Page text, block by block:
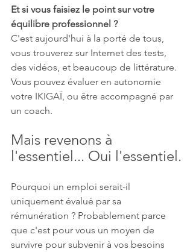
Et si vous faisiez le point sur votre
équilibre professionnel ?
C'est aujourd'hui à la porté de tous,
vous trouverez sur Internet des tests,
des vidéos, et beaucoup de littérature.
Vous pouvez évaluer en autonomie
votre IKIGAÏ, ou être accompagné par
un coach.
Mais revenons à
l'essentiel... Oui l'essentiel.
Pourquoi un emploi serait-il
uniquement évalué par sa
rémunération ? Probablement parce
que c'est pour vous un moyen de
survivre pour subvenir à vos besoins